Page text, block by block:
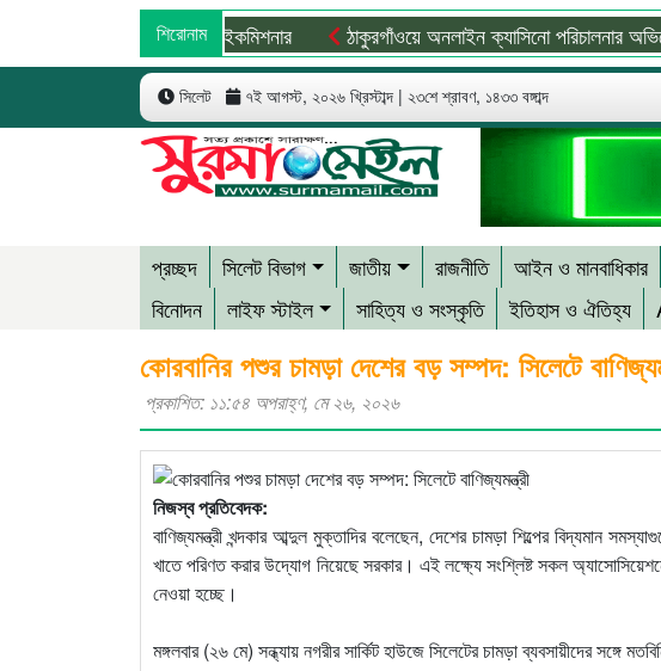
শিরোনাম
ভর্তি পাকিস্তান হাইকমিশনার ঠাকুরগাঁওয়ে অনলাইন ক্যাসিনো পরিচালনার অভিযোগে
সিলেট ৭ই আগস্ট, ২০২৬ খ্রিস্টাব্দ | ২৩শে শ্রাবণ, ১৪৩৩ বঙ্গাব্দ
প্রচ্ছদ সিলেট বিভাগ জাতীয় রাজনীতি আইন ও মানবাধিকার
বিনোদন
লাইফ স্টাইল সাহিত্য ও সংস্কৃতি ইতিহাস ও ঐতিহ্য
কোরবানির পশুর চামড়া দেশের বড় সম্পদ: সিলেটে
প্রকাশিত: ১১:৫৪ অপরাহ্ণ, মে ২৬, ২০২৬
নিজস্ব প্রতিবেদক:
বাণিজ্যমন্ত্রী খন্দকার আব্দুল মুক্তাদির বলেছেন, দেশের চামড়া শিল্পের বিদ্যমান
খাতে পরিণত করার উদ্যোগ নিয়েছে সরকার। এই লক্ষ্যে সংশ্লিষ্ট সকল
নেওয়া হচ্ছে।
মঙ্গলবার (২৬ মে) সন্ধ্যায় নগরীর সার্কিট হাউজে সিলেটের চামড়া ব্যবসায়ীদের সঙ্গে